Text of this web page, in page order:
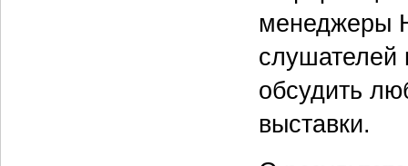
менеджеры
слушателей
обсудить
выставки.